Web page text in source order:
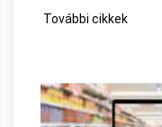
További cikkek